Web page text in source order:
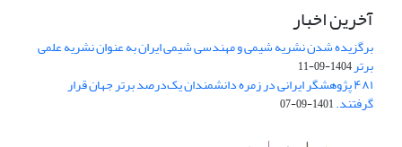
آخرین اخبار
برگزیده شدن نشریه شیمی و مهندسی شیمی ایران به عنوان نشریه علمی
برتر1404-09-11
۴۸۱ پژوهشگر ایرانی در زمره دانشمندان یک‌درصد برتر جهان قرار
گرفتند.1401-09-07